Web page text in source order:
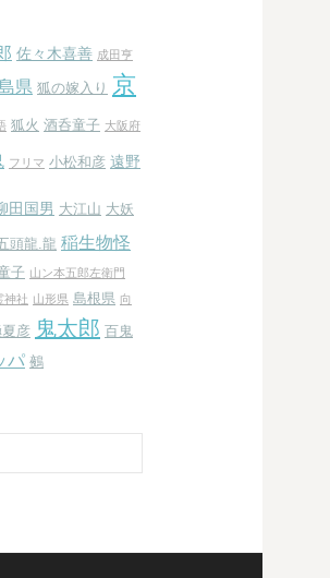
佐々木喜善 成田亨
県 狐の嫁入り 京
狐火 酒呑童子 大阪府
フリマ 小松和彦 遠野
田国男 大江山 大妖
頭龍.龍 稲生物怪
子 山ン本五郎左衛門
神社 山形県 島根県 向
彦 鬼太郎 百鬼
パ 鵺